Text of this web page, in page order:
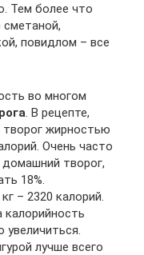
Тем более что
повидлом – все
во многом
. В рецепте,
жирностью
Очень часто
творог,
18%.
– 2320 калорий.
калорийность
лучше всего